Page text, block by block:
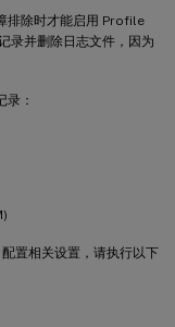
排除时才能启用 Profile
录并删除日志文件，因为
：
置相关设置，请执行以下